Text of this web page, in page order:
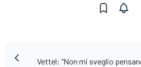
Vettel: "Non mi sveglio